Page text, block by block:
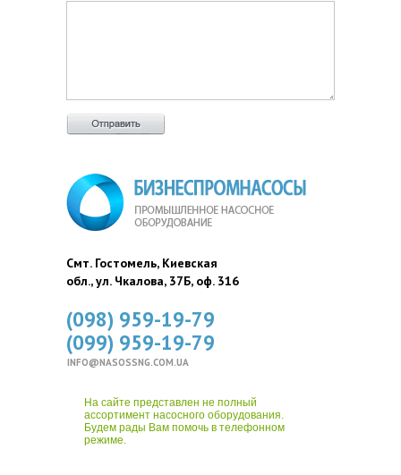
Смт. Гостомель, Киевская
обл., ул. Чкалова, 37Б, оф. 316
(098) 959-19-79
(099) 959-19-79
INFO@NASOSSNG.COM.UA
На сайте представлен не полный
ассортимент насосного оборудования.
Будем рады Вам помочь в телефонном
режиме.